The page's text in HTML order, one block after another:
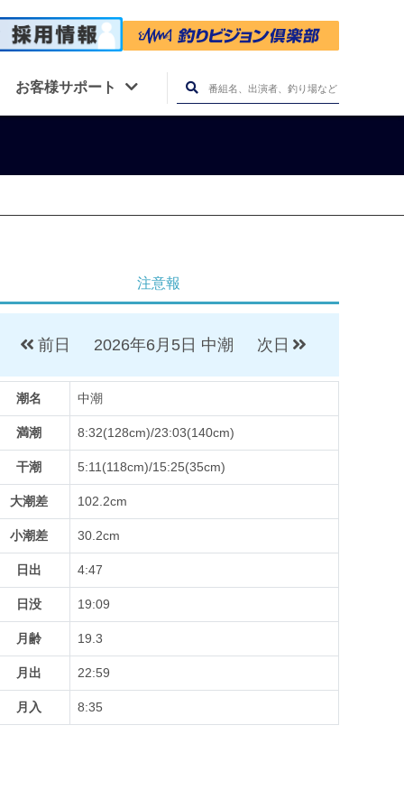
お客様サポート
注意報
前日 2026年6月5日 中潮 次日
潮名 中潮
満潮 8:32(128cm)/23:03(140cm)
干潮 5:11(118cm)/15:25(35cm)
大潮差 102.2cm
小潮差 30.2cm
日出 4:47
日没 19:09
月齢 19.3
月出 22:59
月入 8:35